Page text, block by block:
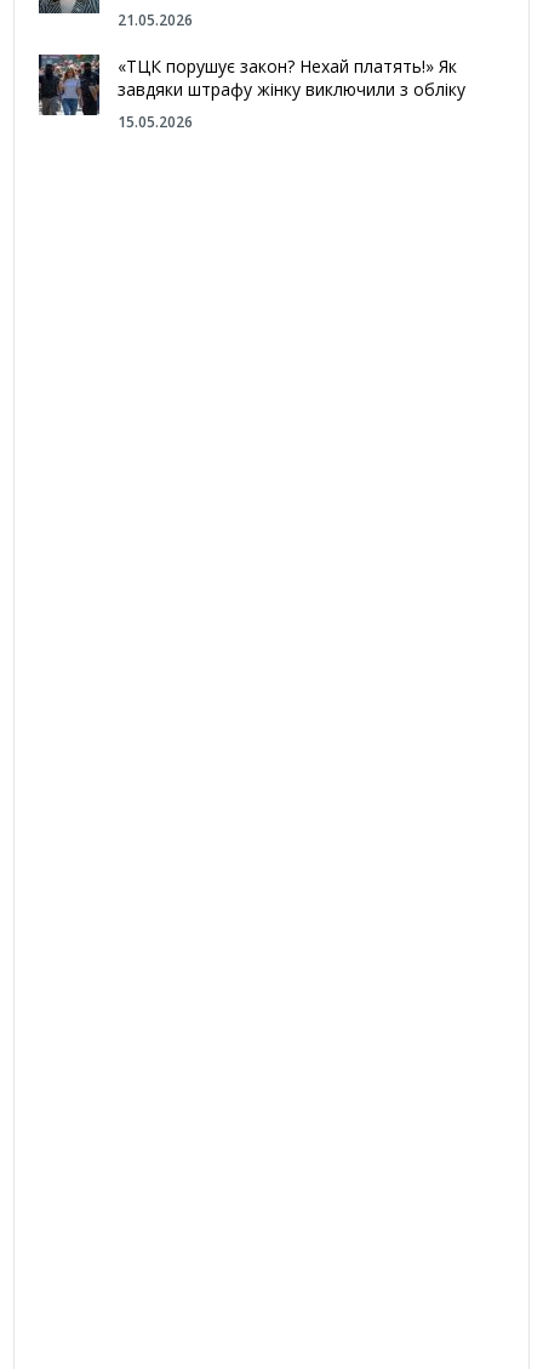
21.05.2026
«ТЦК порушує закон? Нехай платять!» Як
завдяки штрафу жінку виключили з обліку
15.05.2026